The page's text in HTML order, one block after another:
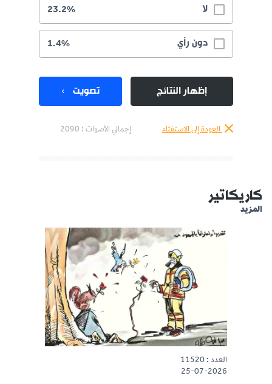
لا 23.2%
دون رأي 1.4%
إظهار النتائج تصويت
العودة إلى الاستفتاء إجمالي الأصوات : 2090
كاريكاتير
المزيد
العدد : 11520
25-07-2026